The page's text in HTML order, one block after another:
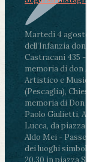
Martedì 4
dell’Infanzia don
Castracani 435 -
memoria di don
Artistico e Musicale
(Pescaglia),
memoria di Don
Paolo Giulietti,
Lucca, da piazza
Aldo Mei -
dei luoghi simbolo
20.30 in piazza